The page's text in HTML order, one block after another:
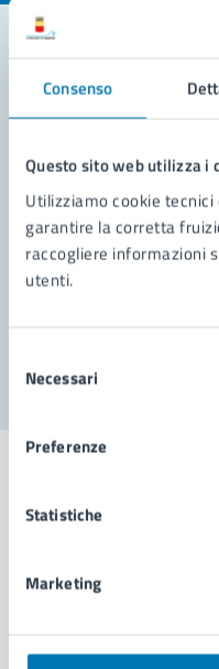
Consenso
Questo sito web utilizza i
Utilizziamo cookie
garantire la corretta
raccogliere informazioni
utenti.
delNecessari
Preferenze
Statistiche
Marketing
Contatta il comune
Richiedi assistenza
Prenota
Problemi in città
Aree amministrative